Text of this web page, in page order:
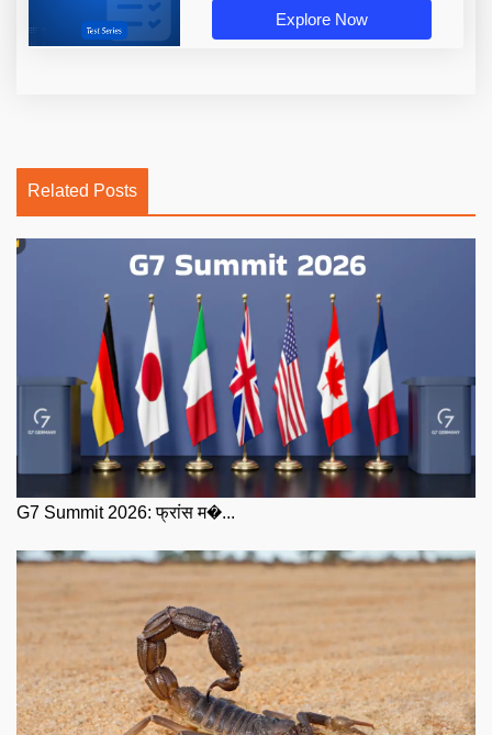
Explore Now
Related Posts
G7 Summit 2026: फ्रांस म�...